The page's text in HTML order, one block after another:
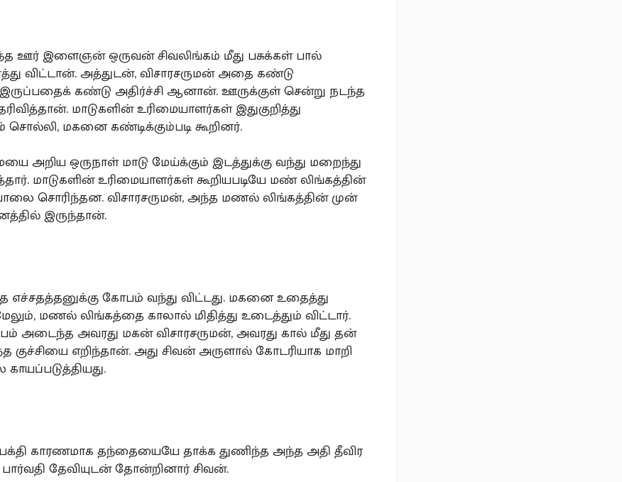
ஊர் இளைஞன் ஒருவன் சிவலிங்கம் மீது பசுக்கள் பால்
விட்டான். அத்துடன், விசாரசருமன் அதை கண்டு
கண்டு அதிர்ச்சி ஆனான். ஊருக்குள் சென்று நடந்த
மாடுகளின் உரிமையாளர்கள் இதுகுறித்து
சொல்லி, மகனை கண்டிக்கும்படி கூறினர்.
அறிய ஒருநாள் மாடு மேய்க்கும் இடத்துக்கு வந்து மறைந்து
மாடுகளின் உரிமையாளர்கள் கூறியபடியே மண் லிங்கத்தின்
பாலை சொரிந்தன. விசாரசருமன், அந்த மணல் லிங்கத்தின் முன்
இருந்தான்.
எச்சதத்தனுக்கு கோபம் வந்து விட்டது. மகனை உதைத்து
மணல் லிங்கத்தை காலால் மிதித்து உடைத்தும் விட்டார்.
அடைந்த அவரது மகன் விசாரசருமன், அவரது கால் மீது தன்
குச்சியை எறிந்தான். அது சிவன் அருளால் கோடரியாக மாறி
காரணமாக தந்தையையே தாக்க துணிந்த அந்த அதி தீவிர
தேவியுடன் தோன்றினார் சிவன்.